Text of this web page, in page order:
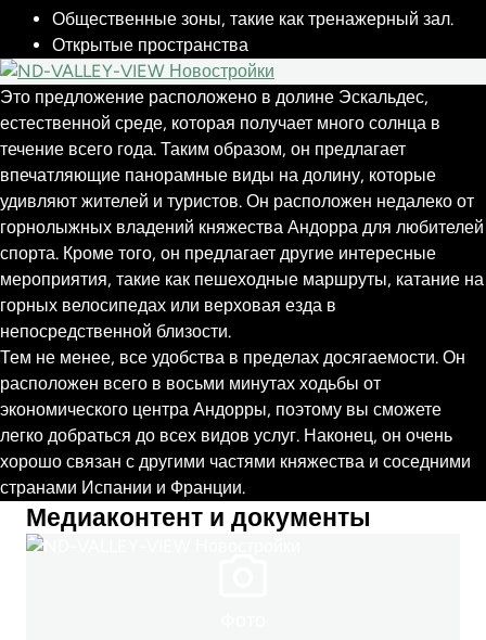
Общественные зоны, такие как тренажерный зал.
Открытые пространства
Это предложение расположено в долине Эскальдес,
естественной среде, которая получает много солнца в
течение всего года. Таким образом, он предлагает
впечатляющие панорамные виды на долину, которые
удивляют жителей и туристов. Он расположен недалеко от
горнолыжных владений княжества Андорра для любителей
спорта. Кроме того, он предлагает другие интересные
мероприятия, такие как пешеходные маршруты, катание на
горных велосипедах или верховая езда в
непосредственной близости.
Тем не менее, все удобства в пределах досягаемости. Он
расположен всего в восьми минутах ходьбы от
экономического центра Андорры, поэтому вы сможете
легко добраться до всех видов услуг. Наконец, он очень
хорошо связан с другими частями княжества и соседними
странами Испании и Франции.
Медиаконтент и документы